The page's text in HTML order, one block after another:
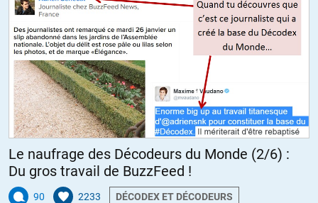
Le naufrage des Décodeurs du Monde (2/6) :
Du gros travail de BuzzFeed !
90 2233 DÉCODEX ET DÉCODEURS